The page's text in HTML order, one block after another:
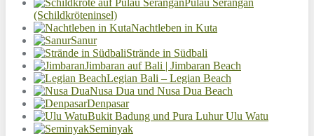
Pulau Serangan
(Schildkröteninsel)
Nachtleben in Kuta
Sanur
Strände in Südbali
Jimbaran auf Bali | Jimbaran Beach
Legian Bali – Legian Beach
Nusa Dua und Nusa Dua Beach
Denpasar
Bukit Badung und Pura Luhur Ulu Watu
Seminyak